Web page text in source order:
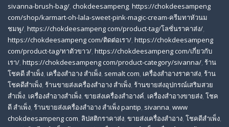
sivanna-brush-bag/, chokdeesampeng, https://chokdeesampeng
com/shop/karmart-oh-lala-sweet-pink-magic-cream-ครีมทาหัวนม
ชมพู/, https://chokdeesampeng com/product-tag/โลชั่นราคาส่ง/,
https://chokdeesampeng com/ติดต่อเรา/, https://chokdeesampeng
com/product-tag/ทาตัวขาว/, https://chokdeesampeng com/เกี่ยวกับ
เรา/, https://chokdeesampeng com/product-category/sivanna/, ร้าน
โชคดี สําเพ็ง, เครื่องสำอาง สำเพ็ง, semalt com, เครื่องสำอางราคาส่ง, ร้าน
โชคดีสำเพ็ง, ร้านขายส่งเครื่องสําอาง สําเพ็ง, ร้านขายส่งอุปกรณ์เสริมสวย
สําเพ็ง, เครื่องสำอางสำเพ็ง, ขายส่งเครื่องสำอางค์, เครื่องสำอางขายส่ง, โชค
ดี สําเพ็ง, ร้านขายส่งเครื่องสําอาง สําเพ็ง pantip, sivanna, www
chokdeesampeng com, ลิปสติกราคาส่ง, ขายส่งเครื่องสำอาง, โชคดีสำเพ็ง,